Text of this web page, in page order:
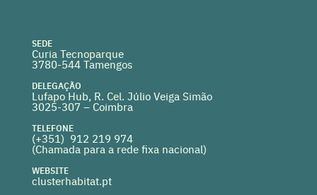
SEDE
Curia Tecnoparque
3780-544 Tamengos
DELEGAÇÃO
Lufapo Hub, R. Cel. Júlio Veiga Simão
3025-307 – Coimbra
TELEFONE
(+351) 912 219 974
(Chamada para a rede fixa nacional)
WEBSITE
clusterhabitat.pt